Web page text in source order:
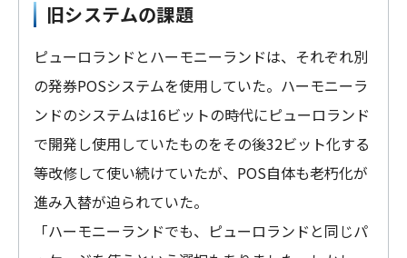
旧システムの課題
ピューロランドとハーモニーランドは、それぞれ別
の発券POSシステムを使用していた。ハーモニーラ
ンドのシステムは16ビットの時代にピューロランド
で開発し使用していたものをその後32ビット化する
等改修して使い続けていたが、POS自体も老朽化が
進み入替が迫られていた。
「ハーモニーランドでも、ピューロランドと同じパ